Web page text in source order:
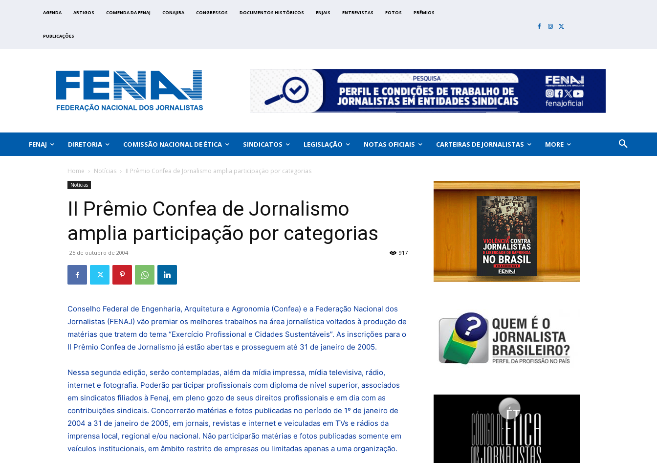
AGENDA ARTIGOS COMENDA DA FENAJ CONAJIRA CONGRESSOS DOCUMENTOS HISTÓRICOS ENJAIS ENTREVISTAS FOTOS PRÊMIOS
PUBLICAÇÕES
FENAJ DIRETORIA COMISSÃO NACIONAL DE ÉTICA SINDICATOS LEGISLAÇÃO NOTAS OFICIAIS CARTEIRAS DE JORNALISTAS MORE
Home Notícias II Prêmio Confea de Jornalismo amplia participação por categorias
Notícias
II Prêmio Confea de Jornalismo
amplia participação por categorias
25 de outubro de 2004 917
Conselho Federal de Engenharia, Arquitetura e Agronomia (Confea) e a Federação Nacional dos
Jornalistas (FENAJ) vão premiar os melhores trabalhos na área jornalí­stica voltados à produção de
matérias que tratem do tema “Exercí­cio Profissional e Cidades Sustentáveis”. As inscrições para o
II Prêmio Confea de Jornalismo já estão abertas e prosseguem até 31 de janeiro de 2005.
Nessa segunda edição, serão contempladas, além da mí­dia impressa, mí­dia televisiva, rádio,
internet e fotografia. Poderão participar profissionais com diploma de ní­vel superior, associados
em sindicatos filiados à Fenaj, em pleno gozo de seus direitos profissionais e em dia com as
contribuições sindicais. Concorrerão matérias e fotos publicadas no perí­odo de 1º de janeiro de
2004 a 31 de janeiro de 2005, em jornais, revistas e internet e veiculadas em TVs e rádios da
imprensa local, regional e/ou nacional. Não participarão matérias e fotos publicadas somente em
veí­culos institucionais, em âmbito restrito de empresas ou limitadas apenas a uma organização.